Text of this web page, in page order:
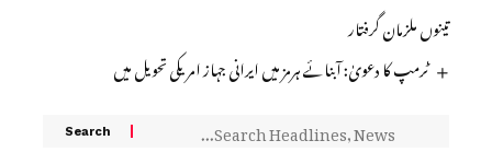
تینوں ملزمان گرفتار
ٹرمپ کا دعویٰ: آبنائے ہرمز میں ایرانی جہاز امریکی تحویل میں